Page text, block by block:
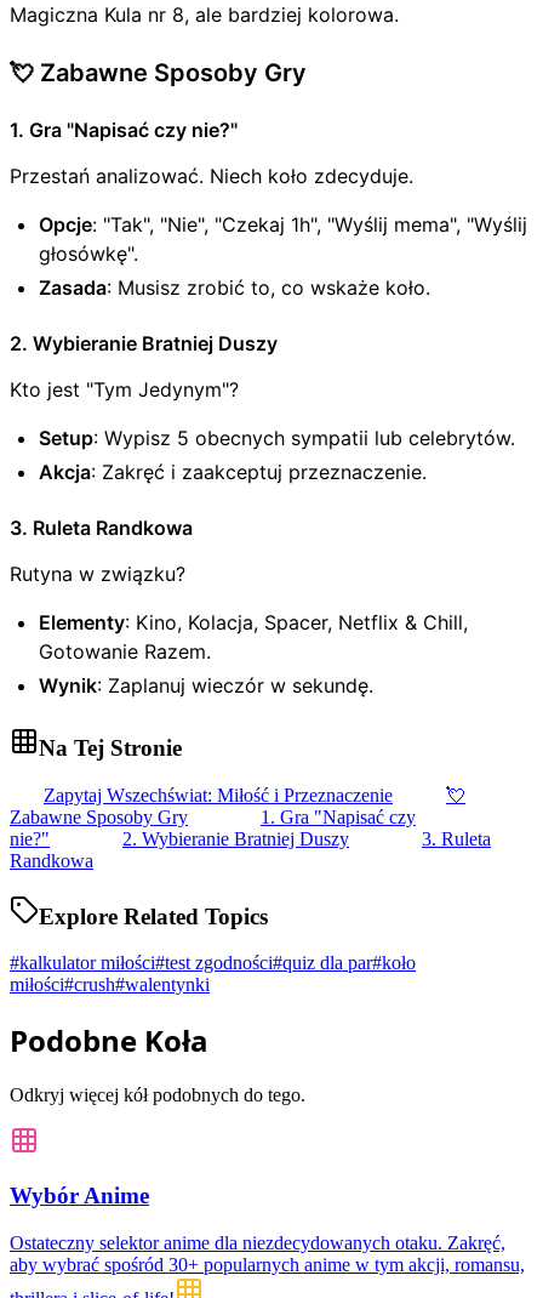
Magiczna Kula nr 8, ale bardziej kolorowa.
💘 Zabawne Sposoby Gry
1. Gra "Napisać czy nie?"
Przestań analizować. Niech koło zdecyduje.
Opcje: "Tak", "Nie", "Czekaj 1h", "Wyślij mema", "Wyślij
głosówkę".
Zasada: Musisz zrobić to, co wskaże koło.
2. Wybieranie Bratniej Duszy
Kto jest "Tym Jedynym"?
Setup: Wypisz 5 obecnych sympatii lub celebrytów.
Akcja: Zakręć i zaakceptuj przeznaczenie.
3. Ruleta Randkowa
Rutyna w związku?
Elementy: Kino, Kolacja, Spacer, Netflix & Chill,
Gotowanie Razem.
Wynik: Zaplanuj wieczór w sekundę.
Na Tej Stronie
Zapytaj Wszechświat: Miłość i Przeznaczenie
💘
Zabawne Sposoby Gry
1. Gra "Napisać czy
nie?"
2. Wybieranie Bratniej Duszy
3. Ruleta
Randkowa
Explore Related Topics
#kalkulator miłości#test zgodności#quiz dla par#koło
miłości#crush#walentynki
Podobne Koła
Odkryj więcej kół podobnych do tego.
Wybór Anime
Ostateczny selektor anime dla niezdecydowanych otaku. Zakręć,
aby wybrać spośród 30+ popularnych anime w tym akcji, romansu,